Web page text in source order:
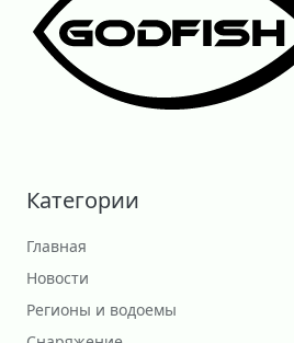
Категории
Главная
Новости
Регионы и водоемы